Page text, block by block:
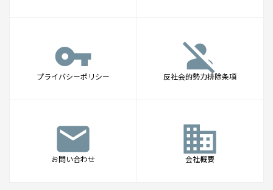
vpn_key
プライバシーポリシー
person_off
反社会的勢力排除条項
mail
お問い合わせ
business
会社概要